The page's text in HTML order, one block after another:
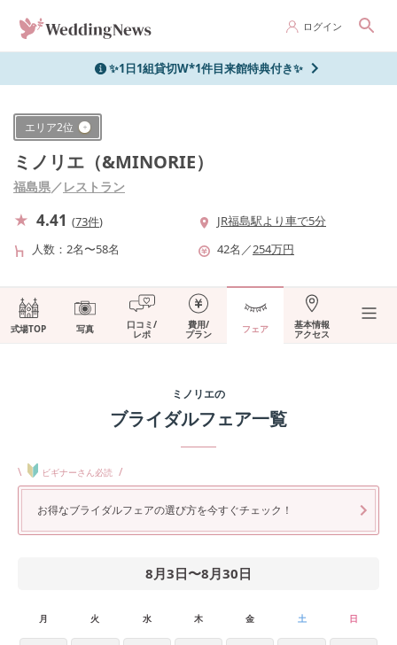
ログイン
✨1日1組貸切W*1件目来館特典付き✨
エリア2位
ミノリエ（&MINORIE）
福島県／レストラン
4.41 (73件)
JR福島駅より車で5分
人数
2名〜58名 42名 ／254万円
式場TOP 写真 口コミ/
レポ
費用/
プラン フェア 基本情報
アクセス
ミノリエの
ブライダルフェア一覧
\ ビギナーさん必読 /
お得なブライダルフェアの選び方を今すぐチェック！
8月3日〜8月30日
月 火 水 木 金 土 日